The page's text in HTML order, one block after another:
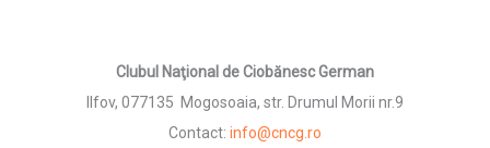
Clubul Naţional de Ciobănesc German
Ilfov, 077135 Mogosoaia, str. Drumul Morii nr.9
Contact: info@cncg.ro